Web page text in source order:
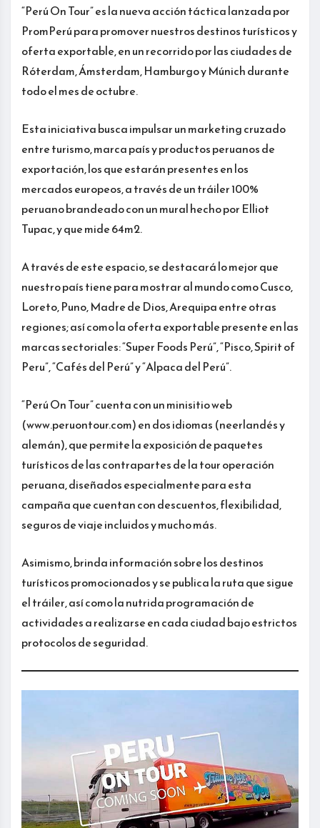
“Perú On Tour” es la nueva acción táctica lanzada por
PromPerú para promover nuestros destinos turísticos y
oferta exportable, en un recorrido por las ciudades de
Róterdam, Ámsterdam, Hamburgo y Múnich durante
todo el mes de octubre.
Esta iniciativa busca impulsar un marketing cruzado
entre turismo, marca país y productos peruanos de
exportación, los que estarán presentes en los
mercados europeos, a través de un tráiler 100%
peruano brandeado con un mural hecho por Elliot
Tupac, y que mide 64m2.
A través de este espacio, se destacará lo mejor que
nuestro país tiene para mostrar al mundo como Cusco,
Loreto, Puno, Madre de Dios, Arequipa entre otras
regiones; así como la oferta exportable presente en las
marcas sectoriales: “Super Foods Perú”, “Pisco, Spirit of
Peru”, “Cafés del Perú” y “Alpaca del Perú”.
“Perú On Tour” cuenta con un minisitio web
(www.peruontour.com) en dos idiomas (neerlandés y
alemán), que permite la exposición de paquetes
turísticos de las contrapartes de la tour operación
peruana, diseñados especialmente para esta
campaña que cuentan con descuentos, flexibilidad,
seguros de viaje incluidos y mucho más.
Asimismo, brinda información sobre los destinos
turísticos promocionados y se publica la ruta que sigue
el tráiler, así como la nutrida programación de
actividades a realizarse en cada ciudad bajo estrictos
protocolos de seguridad.